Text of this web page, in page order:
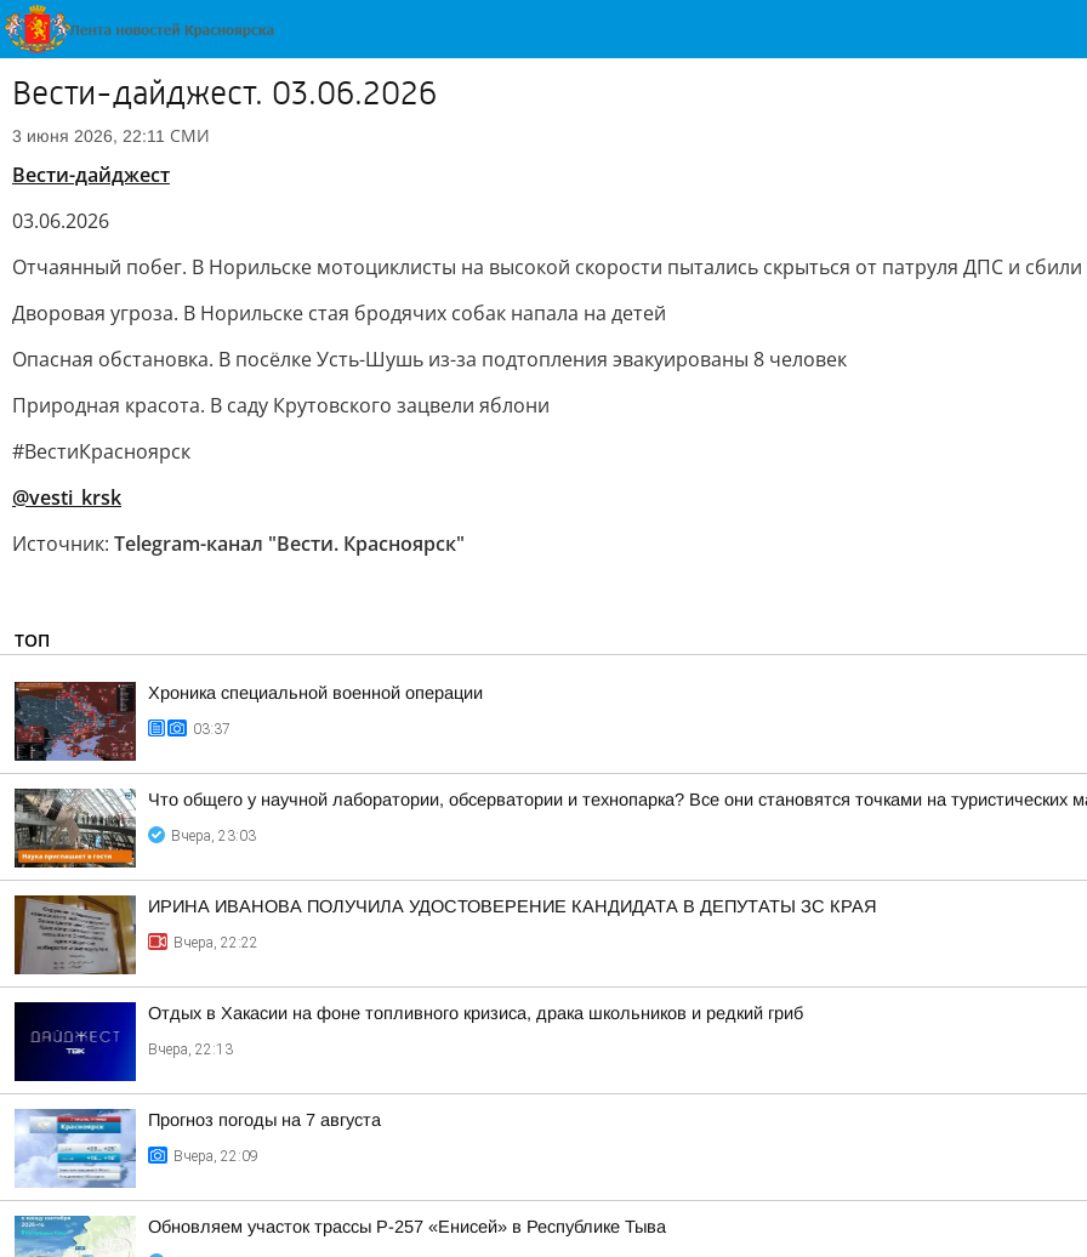
Вести-дайджест. 03.06.2026
3 июня 2026, 22:11 СМИ
Вести-дайджест
03.06.2026
Отчаянный побег. В Норильске мотоциклисты на высокой скорости пытались скрыться от патруля ДПС и
Дворовая угроза. В Норильске стая бродячих собак напала на детей
Опасная обстановка. В посёлке Усть-Шушь из-за подтопления эвакуированы 8 человек
Природная красота. В саду Крутовского зацвели яблони
#ВестиКрасноярск
@vesti_krsk
Источник: Telegram-канал "Вести. Красноярск"
ТОП
Хроника специальной военной операции
03:37
Что общего у научной лаборатории, обсерватории и технопарка? Все они становятся точками на туристических
Вчера, 23:03
ИРИНА ИВАНОВА ПОЛУЧИЛА УДОСТОВЕРЕНИЕ КАНДИДАТА В ДЕПУТАТЫ ЗС КРАЯ
Вчера, 22:22
Отдых в Хакасии на фоне топливного кризиса, драка школьников и редкий гриб
Вчера, 22:13
Прогноз погоды на 7 августа
Вчера, 22:09
Обновляем участок трассы Р-257 «Енисей» в Республике Тыва